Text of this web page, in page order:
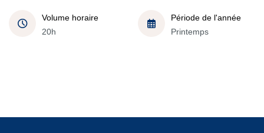
Volume horaire
20h
Période de l'année
Printemps